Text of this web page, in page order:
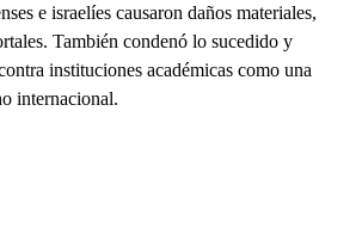
e israelíes causaron daños materiales,
También condenó lo sucedido y
instituciones académicas como una
internacional.